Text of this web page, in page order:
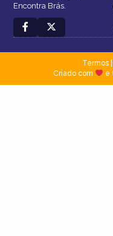
Encontra Brás.
Termos|
Criado com
e